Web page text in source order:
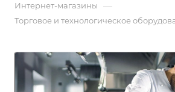
Интернет-магазины —
Торговое и технологическое